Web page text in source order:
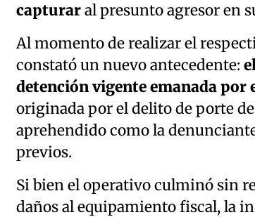
capturaral presunto agresor en
Al momento de realizar el
constató un nuevo antecedente:
detención vigente emanada por
originada por el delito de porte
aprehendido como la
previos.
Si bien el operativo culminó sin
daños al equipamiento fiscal, la